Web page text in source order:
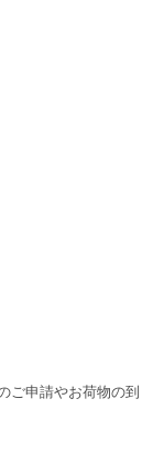
ご申請やお荷物の到